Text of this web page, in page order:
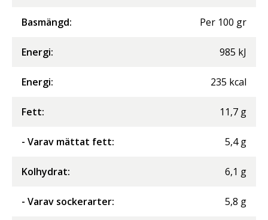
Basmängd: Per 100 gr
Energi: 985 kJ
Energi: 235 kcal
Fett: 11,7 g
- Varav mättat fett: 5,4 g
Kolhydrat: 6,1 g
- Varav sockerarter: 5,8 g